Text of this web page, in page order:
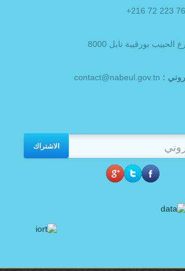
الحبيب بورقيبة نابل 8000
:
الاشتراك